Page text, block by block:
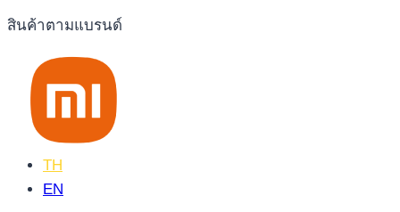
สินค้าตามแบรนด์
TH
EN